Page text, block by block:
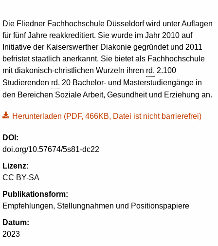
Die Fliedner Fachhochschule Düsseldorf wird unter Auflagen
für fünf Jahre reakkreditiert. Sie wurde im Jahr 2010 auf
Initiative der Kaiserswerther Diakonie gegründet und 2011
befristet staatlich anerkannt. Sie bietet als Fachhochschule
mit diakonisch-christlichen Wurzeln ihren rd. 2.100
Studierenden rd. 20 Bachelor- und Masterstudiengänge in
den Bereichen Soziale Arbeit, Gesundheit und Erziehung an.
Herunterladen (PDF, 466KB, Datei ist nicht barrierefrei)
DOI:
doi.org/10.57674/5s81-dc22
Lizenz:
CC BY-SA
Publikationsform:
Empfehlungen, Stellungnahmen und Positionspapiere
Datum:
2023